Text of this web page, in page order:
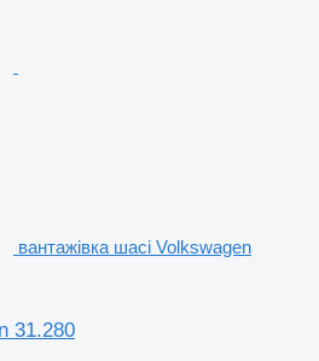
вантажівка шасі Volkswagen
31.280